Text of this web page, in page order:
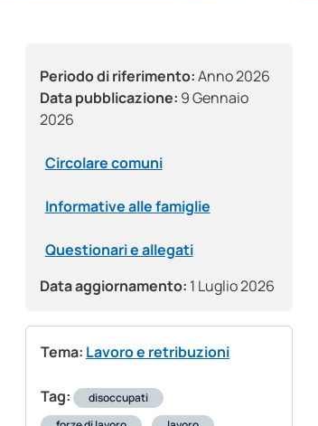
Periodo di riferimento:Anno 2026
Data pubblicazione: 9 Gennaio
2026
Circolare comuni
Informative alle famiglie
Questionari e allegati
Data aggiornamento: 1 Luglio 2026
Tema: Lavoro e retribuzioni
Tag:
disoccupati